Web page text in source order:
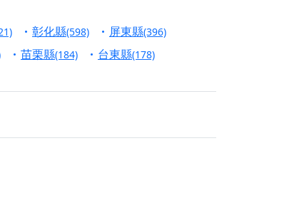
同回到母娘慈悲座前，祈福納祥、慎
感恩、對親人的思念，也是為家人祈
信大德共同參與。
安息，也為自身與家人累積福德、種
坐鎮主法！幫你累積的功德福報自然
願闔家平安、地方祥和、福運綿長。
彰化縣(598) 屏東縣(396)
苗栗縣(184) 台東縣(178)